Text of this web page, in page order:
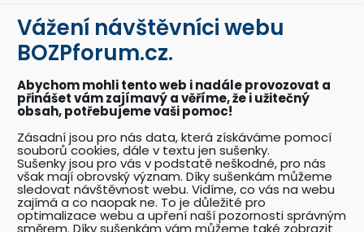
Vážení návštěvníci webu
BOZPforum.cz.
Abychom mohli tento web i nadále provozovat a
přinášet vám zajímavý a věříme, že i užitečný
obsah, potřebujeme vaši pomoc!
Zásadní jsou pro nás data, která získáváme pomocí
souborů cookies, dále v textu jen sušenky.
Sušenky jsou pro vás v podstatě neškodné, pro nás
však mají obrovský význam. Díky sušenkám můžeme
sledovat návštěvnost webu. Vidíme, co vás na webu
zajímá a co naopak ne. To je důležité pro
optimalizace webu a upření naší pozornosti správným
směrem. Díky sušenkám vám můžeme také zobrazit
BOZPkestazeni.cz
Desítky profesionálně připravených vzorových
dokumentů a posterů BOZP a PO.
Akce BOZPforum.cz
Přehled pořádaných akcí se zaměřením na
problematiku BOZP.
Katalog odborníků BOZP